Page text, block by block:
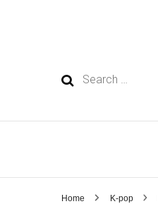
Search
Home K-pop